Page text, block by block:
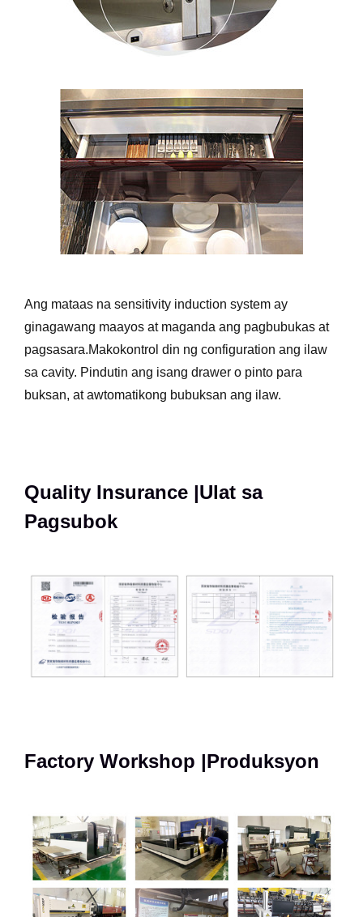
Ang mataas na sensitivity induction system ay
ginagawang maayos at maganda ang pagbubukas at
pagsasara.Makokontrol din ng configuration ang ilaw
sa cavity. Pindutin ang isang drawer o pinto para
buksan, at awtomatikong bubuksan ang ilaw.
Quality Insurance |Ulat sa
Pagsubok
Factory Workshop |Produksyon